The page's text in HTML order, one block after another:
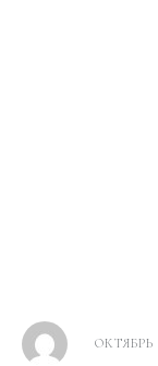
ОКТЯБРЬ